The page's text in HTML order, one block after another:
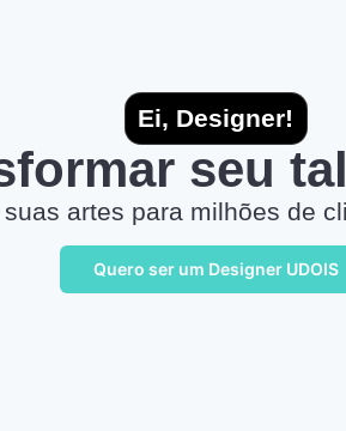
Ei, Designer!
seu
artes para milhões de
Quero ser um Designer UDOIS